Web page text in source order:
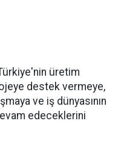
üretim
destek vermeye,
ve iş dünyasının
edeceklerini